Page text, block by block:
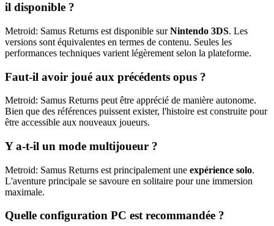
il disponible ?
Metroid: Samus Returns est disponible surNintendo 3DS. Les
versions sont équivalentes en termes de contenu. Seules les
performances techniques varient légèrement selon la plateforme.
Faut-il avoir joué aux précédents opus ?
Metroid: Samus Returns peut être apprécié de manière autonome.
Bien que des références puissent exister, l'histoire est construite pour
être accessible aux nouveaux joueurs.
Y a-t-il un mode multijoueur ?
Metroid: Samus Returns est principalement une expérience solo.
L'aventure principale se savoure en solitaire pour une immersion
maximale.
Quelle configuration PC est recommandée ?